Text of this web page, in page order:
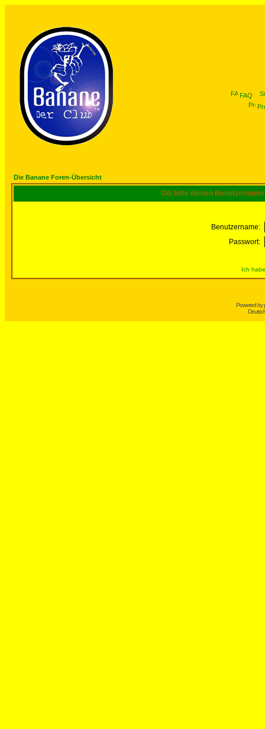
FAQ
Die Banane Foren-Übersicht
Gib bitte deinen
Benutzername:
Passwort:
Ich
Powered by